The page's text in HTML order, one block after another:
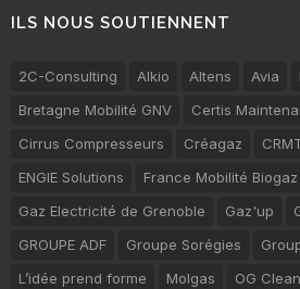
ILS NOUS SOUTIENNENT
2C-Consulting Alkio Altens Avia
Bretagne Mobilité GNV
Certis
Cirrus Compresseurs
Créagaz
ENGIE Solutions
France Mobilité Biogaz
Gaz Electricité de Grenoble
Gaz'up
GROUPE ADF
Groupe Sorégies
L’idée prend forme
Molgas OG